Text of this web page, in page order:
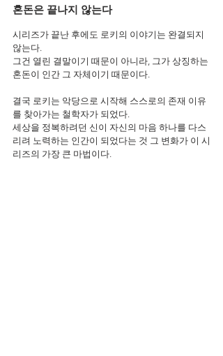
혼돈은 끝나지 않는다
시리즈가 끝난 후에도 로키의 이야기는 완결되지
않는다.
그건 열린 결말이기 때문이 아니라, 그가 상징하는
혼돈이 인간 그 자체이기 때문이다.
결국 로키는 악당으로 시작해 스스로의 존재 이유
를 찾아가는 철학자가 되었다.
세상을 정복하려던 신이 자신의 마음 하나를 다스
리려 노력하는 인간이 되었다는 것 그 변화가 이 시
리즈의 가장 큰 마법이다.